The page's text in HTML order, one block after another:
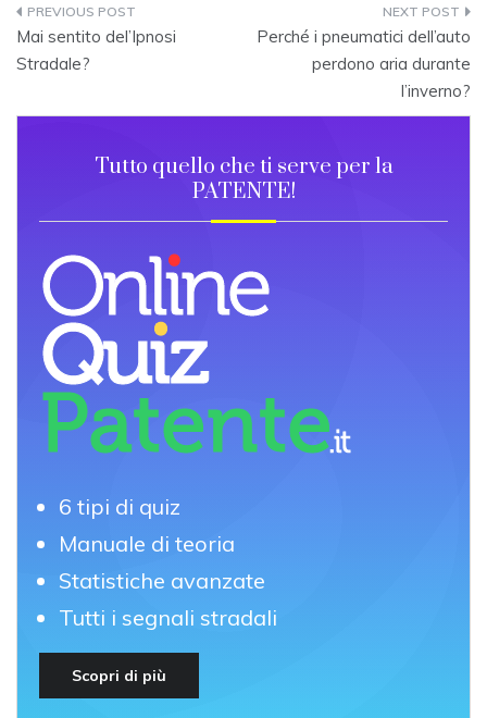
Post
navigation
Mai sentito del’Ipnosi
Stradale?
Perché i pneumatici dell’auto
perdono aria durante
l’inverno?
Tutto quello che ti serve per la
PATENTE!
6 tipi di quiz
Manuale di teoria
Statistiche avanzate
Tutti i segnali stradali
Scopri di più